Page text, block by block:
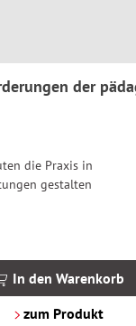
der
die Praxis in
gestalten
In den Warenkorb
zum Produkt